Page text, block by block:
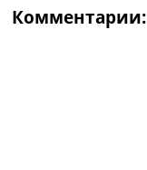
Комментарии: